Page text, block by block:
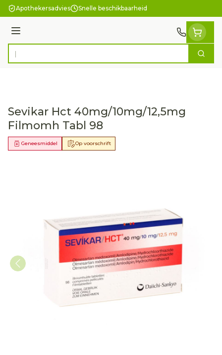
Ga naar de inhoud
Apothekersadvies Snelle beschikbaarheid
Menu
Product, merk, categorie... Zoek
Sevikar Hct 40mg/10mg/12,5mg
Filmomh Tabl 98
Op voorschrift
Geneesmiddel